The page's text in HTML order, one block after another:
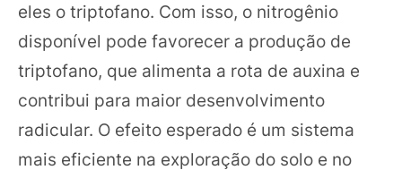
eles o triptofano. Com isso, o nitrogênio
disponível pode favorecer a produção de
triptofano, que alimenta a rota de auxina e
contribui para maior desenvolvimento
radicular. O efeito esperado é um sistema
mais eficiente na exploração do solo e no